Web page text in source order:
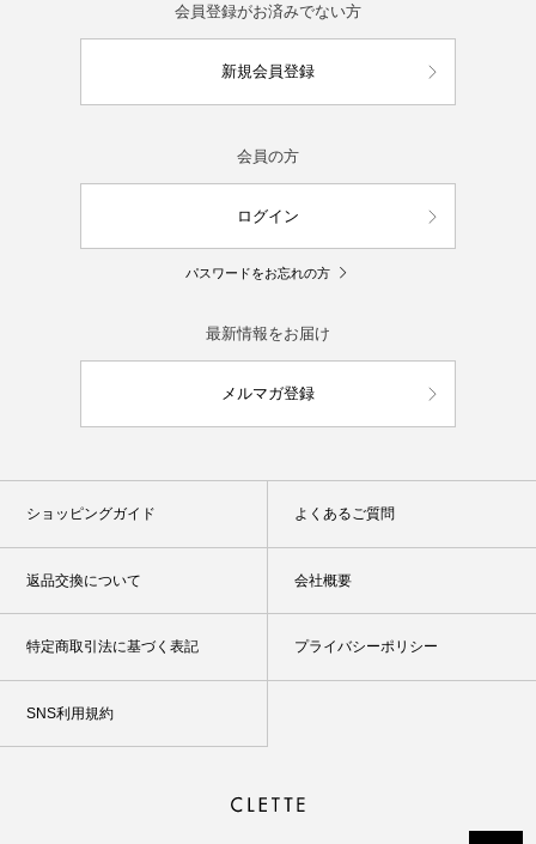
会員登録がお済みでない方
新規会員登録
会員の方
ログイン
パスワードをお忘れの方
最新情報をお届け
メルマガ登録
ショッピングガイド よくあるご質問
返品交換について 会社概要
特定商取引法に基づく表記 プライバシーポリシー
SNS利用規約